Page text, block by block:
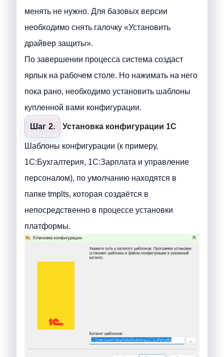
менять не нужно. Для базовых версии
необходимо снять галочку «Установить
драйвер защиты».
По завершении процесса система создаст
ярлык на рабочем столе. Но нажимать на него
пока рано, необходимо установить шаблоны
купленной вами конфигурации.
Шаг 2. Установка конфигурации 1С
Шаблоны конфигурации (к примеру,
1С:Бухгалтерия, 1С:Зарплата и управление
персоналом), по умолчанию находятся в
папке tmplts, которая создаётся в
непосредственно в процессе установки
платформы.